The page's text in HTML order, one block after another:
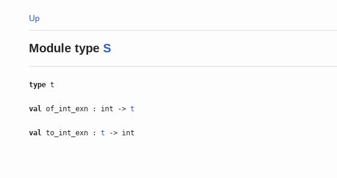
Up
Module type S
type t
val of_int_exn : int -> t
val to_int_exn : t -> int